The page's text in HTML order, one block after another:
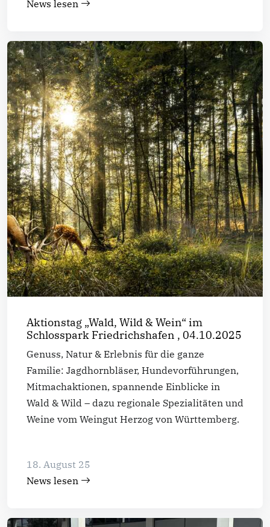
News lesen
Aktionstag „Wald, Wild & Wein“ im
Schlosspark Friedrichshafen , 04.10.2025
Genuss, Natur & Erlebnis für die ganze
Familie: Jagdhornbläser, Hundevorführungen,
Mitmachaktionen, spannende Einblicke in
Wald & Wild – dazu regionale Spezialitäten und
Weine vom Weingut Herzog von Württemberg.
18. August 25
News lesen